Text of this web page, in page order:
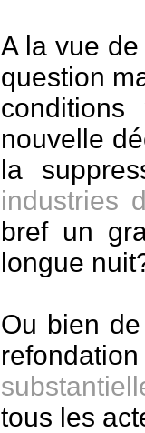
A la vue
question
nouvelle
la
industries
bref un
longue
Ou bien
tous les